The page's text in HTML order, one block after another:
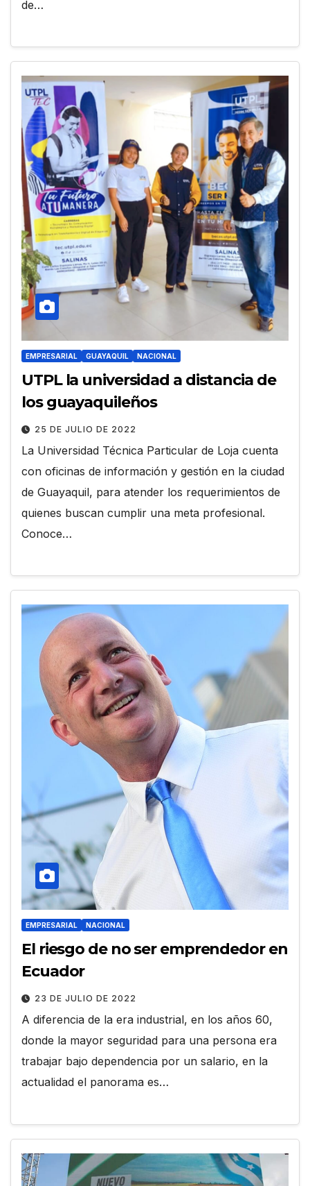
de…
EMPRESARIAL GUAYAQUIL NACIONAL
UTPL la universidad a distancia de
los guayaquileños
25 DE JULIO DE 2022
La Universidad Técnica Particular de Loja cuenta
con oficinas de información y gestión en la ciudad
de Guayaquil, para atender los requerimientos de
quienes buscan cumplir una meta profesional.
Conoce…
EMPRESARIAL NACIONAL
El riesgo de no ser emprendedor en
Ecuador
23 DE JULIO DE 2022
A diferencia de la era industrial, en los años 60,
donde la mayor seguridad para una persona era
trabajar bajo dependencia por un salario, en la
actualidad el panorama es…